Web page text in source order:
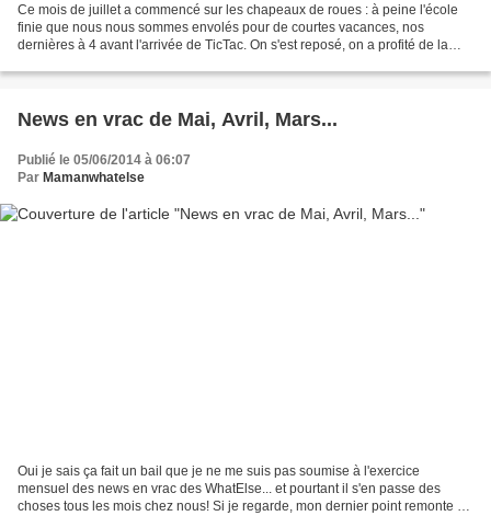
Ce mois de juillet a commencé sur les chapeaux de roues : à peine l'école
finie que nous nous sommes envolés pour de courtes vacances, nos
dernières à 4 avant l'arrivée de TicTac. On s'est reposé, on a profité de la
News en vrac de Mai, Avril, Mars...
Publié le 05/06/2014 à 06:07
Par Mamanwhatelse
Oui je sais ça fait un bail que je ne me suis pas soumise à l'exercice
mensuel des news en vrac des WhatElse... et pourtant il s'en passe des
choses tous les mois chez nous! Si je regarde, mon dernier point remonte au